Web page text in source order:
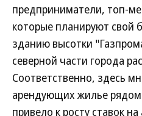
предприниматели, топ-
которые планируют свой
зданию высотки
северной части города
Соответственно, здесь
арендующих жилье
привело к росту ставок